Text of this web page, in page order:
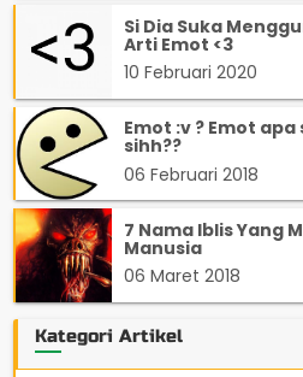
Si Dia Suka
Arti Emot <3
10 Februari 2020
Emot :v ? Emot
sihh??
06 Februari 2018
7 Nama Iblis Yang
Manusia
06 Maret 2018
Kategori Artikel